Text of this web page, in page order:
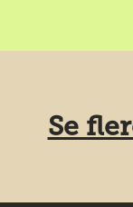
Se